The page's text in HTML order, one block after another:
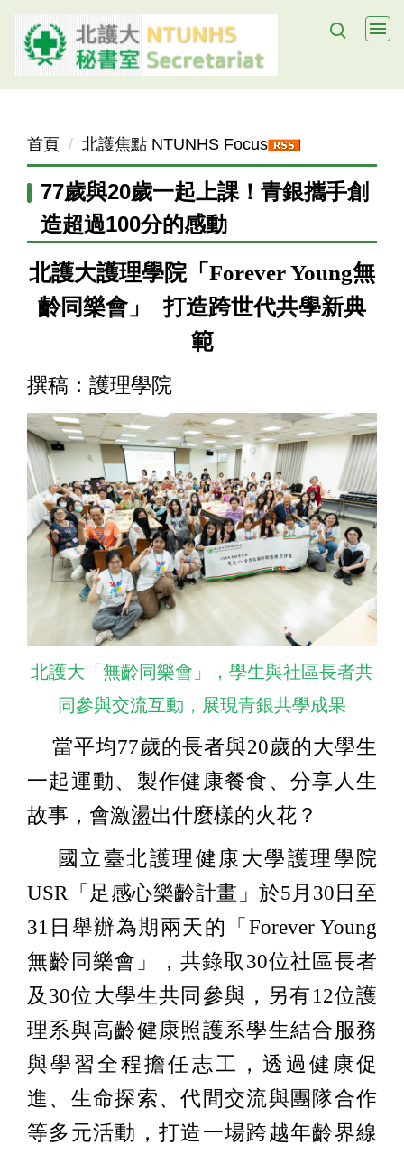
跳
到
要
首頁 北護焦點 NTUNHS Focus
77歲與20歲一起上課！青銀攜手創
造超過100分的感動
北護大護理學院「 Forever Young無
齡同樂會」
打造跨世代共學新典
範
撰稿：護理學院
北護大「無齡同樂會」，學生與社區長者共
同參與交流互動，展現青銀共學成果
當平均77歲的長者與20歲的大學生
一起運動、製作健康餐食、分享人生
故事，會激盪出什麼樣的火花？
國立臺北護理健康大學護理學院
USR「足感心樂齡計畫」於5月30日至
31日舉辦為期兩天的「Forever Young
無齡同樂會」，共錄取30位社區長者
及30位大學生共同參與，另有12位護
理系與高齡健康照護系學生結合服務
與學習全程擔任志工，透過健康促
進、生命探索、代間交流與團隊合作
等多元活動，打造一場跨越年齡界線